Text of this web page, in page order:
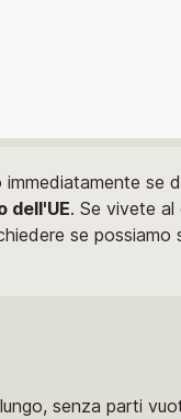
se
dell'UE. Se vivete al
se possiamo
senza parti